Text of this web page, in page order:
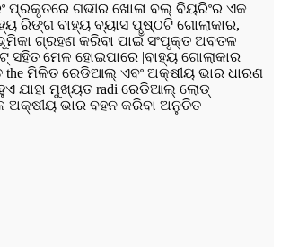
ଗଭୀର ଖୋଳା ବଲ୍ ବିୟରିଂର ଏକ
ରିଙ୍ଗ ବାହ୍ୟ ବ୍ୟାସ ପୃଷ୍ଠଟି ଗୋଲାକାର,
ଗ୍ରହଣ କରିବା ପାଇଁ ସଂପୃକ୍ତ ଅବତଳ
ସହିତ ମେଳ ହୋଇପାରେ |ବାହ୍ୟ ଗୋଲାକାର
ମିଳିତ ରେଡିଆଲ୍ ଏବଂ ଅକ୍ଷୀୟ ଭାର ଧାରଣ
ଯାହା ମୁଖ୍ୟତ radi ରେଡିଆଲ୍ ଲୋଡ୍ |
ଅକ୍ଷୀୟ ଭାର ବହନ କରିବା ଅନୁଚିତ |